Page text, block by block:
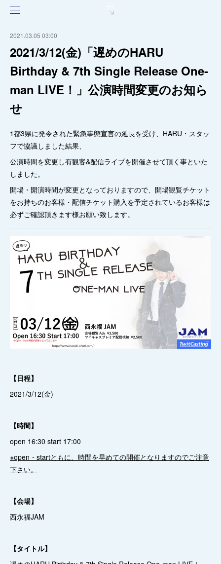
2021.03.05 03:00
2021/3/12(金)「遅めのHARU
Birthday & 7th Single Release One-
man LIVE！」公演時間変更のお知ら
せ
1都3県に発令された緊急事態宣言の延長を受け、HARU・スタッ
フで協議しました結果、
公演時間を変更し有観客&配信ライブを開催させて頂く事といた
しました。
開場・開演時間が変更となっておりますので、開場観覧チケット
をお持ちのお客様・配信チケット購入を予定されているお客様は
必ずご確認頂きます様お願い致します。
【日程】
2021/3/12(金)
【時間】
open 16:30 start 17:00
※open・startともに、時間を早めての開催となりますのでご注意
下さい。
【会場】
西永福JAM
【タイトル】